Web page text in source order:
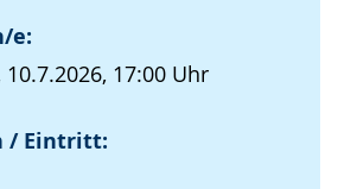
e:
10.7.2026, 17:00 Uhr
/ Eintritt: